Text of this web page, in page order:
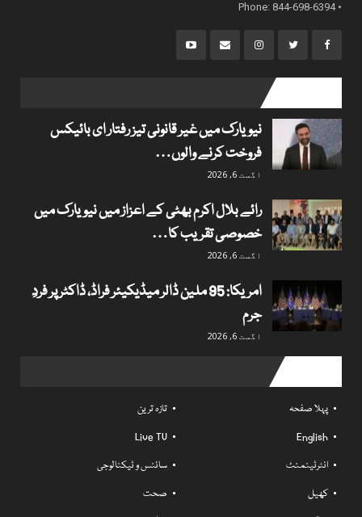
• Phone: 844-698-6394
نیویارک میں غیر قانونی تیز رفتار ای بائیکس
فروخت کرنے والوں…
اگست 6, 2026
رائے بلال اکرم بھٹی کے اعزاز میں نیویارک میں
خصوصی تقریب کا…
اگست 6, 2026
امریکا: 95 ملین ڈالر میڈیکیئر فراڈ، ڈاکٹر پر فردِ
جرم
اگست 6, 2026
پہلا صفحہ
تازہ ترین
English
Live TV
انٹرٹینمنٹ
سائنس و ٹیکنالوجی
کھیل
صحت